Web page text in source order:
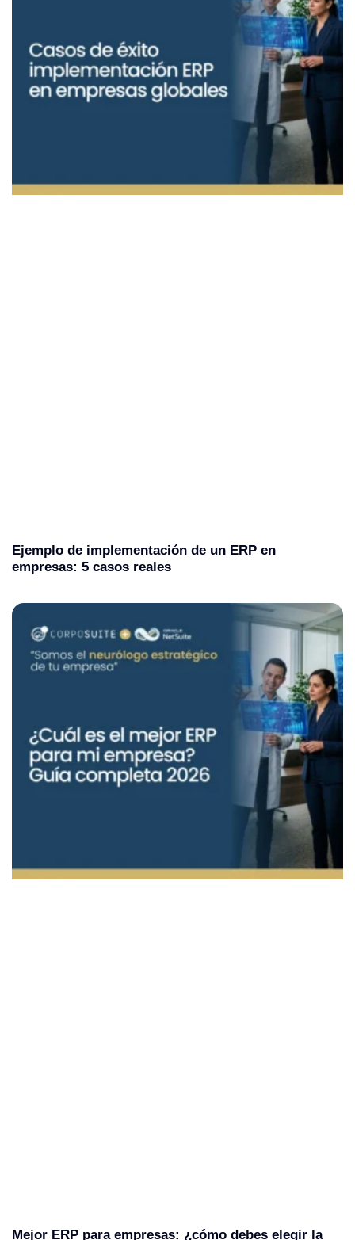
Ejemplo de implementación de un ERP en
empresas: 5 casos reales
Mejor ERP para empresas: ¿cómo debes elegir la